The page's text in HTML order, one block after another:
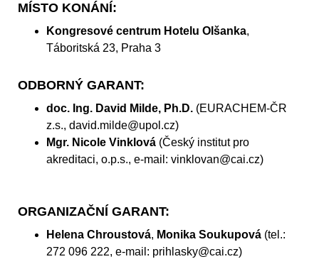
MÍSTO KONÁNÍ:
Kongresové centrum Hotelu Olšanka,
Táboritská 23, Praha 3
ODBORNÝ GARANT:
doc. Ing. David Milde, Ph.D. (EURACHEM-ČR
z.s., david.milde@upol.cz)
Mgr. Nicole Vinklová (Český institut pro
akreditaci, o.p.s., e-mail: vinklovan@cai.cz)
ORGANIZAČNÍ GARANT:
Helena Chroustová, Monika Soukupová (tel.:
272 096 222, e-mail: prihlasky@cai.cz)